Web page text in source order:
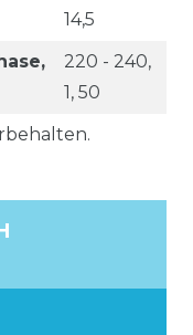
14,5
220 - 240,
1, 50